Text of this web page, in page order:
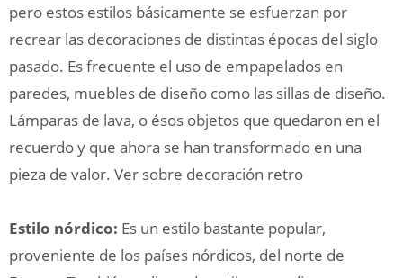
pero estos estilos básicamente se esfuerzan por
recrear las decoraciones de distintas épocas del siglo
pasado. Es frecuente el uso de empapelados en
paredes, muebles de diseño como las sillas de diseño.
Lámparas de lava, o ésos objetos que quedaron en el
recuerdo y que ahora se han transformado en una
pieza de valor. Ver sobre decoración retro
Estilo nórdico: Es un estilo bastante popular,
proveniente de los países nórdicos, del norte de